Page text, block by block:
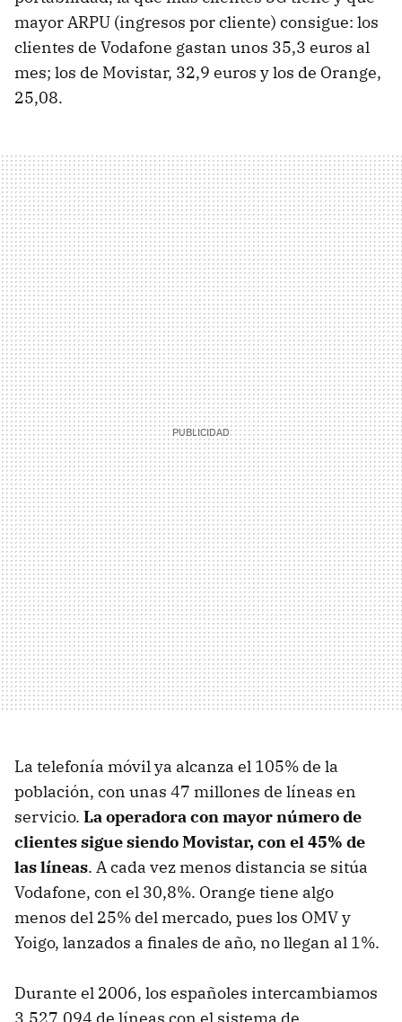
mayor ARPU (ingresos por cliente) consigue: los
clientes de Vodafone gastan unos 35,3 euros al
mes; los de Movistar, 32,9 euros y los de Orange,
25,08.
La telefonía móvil ya alcanza el 105% de la
población, con unas 47 millones de líneas en
servicio. La operadora con mayor número de
clientes sigue siendo Movistar, con el 45% de
las líneas. A cada vez menos distancia se sitúa
Vodafone, con el 30,8%. Orange tiene algo
menos del 25% del mercado, pues los OMV y
Yoigo, lanzados a finales de año, no llegan al 1%.
Durante el 2006, los españoles intercambiamos